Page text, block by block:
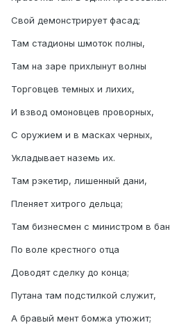
Свой демонстрирует фасад;
Там стадионы шмоток полны,
Там на заре прихлынут волны
Торговцев темных и лихих,
И взвод омоновцев проворных,
С оружием и в масках черных,
Укладывает наземь их.
Там рэкетир, лишенный дани,
Пленяет хитрого дельца;
Там бизнесмен с министром в
По воле крестного отца
Доводят сделку до конца;
Путана там подстилкой служит,
А бравый мент бомжа утюжит;